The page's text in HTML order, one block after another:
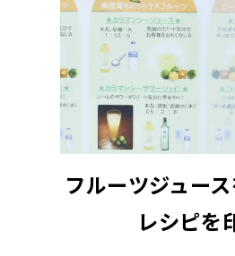
フルーツジュー
レシピを